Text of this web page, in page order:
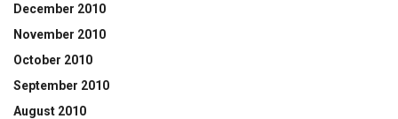
December 2010
November 2010
October 2010
September 2010
August 2010